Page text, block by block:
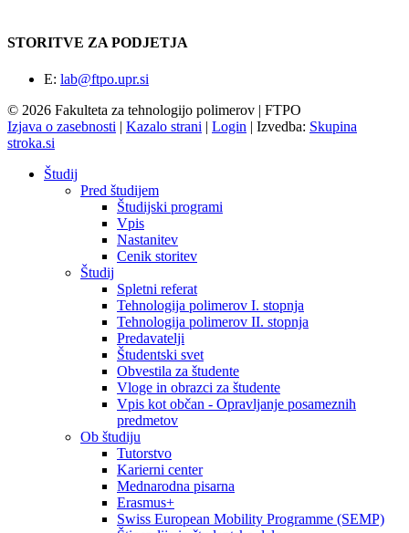
STORITVE ZA PODJETJA
E: lab@ftpo.upr.si
© 2026 Fakulteta za tehnologijo polimerov | FTPO
Izjava o zasebnosti | Kazalo strani | Login | Izvedba: Skupina
stroka.si
Študij
Pred študijem
Študijski programi
Vpis
Nastanitev
Cenik storitev
Študij
Spletni referat
Tehnologija polimerov I. stopnja
Tehnologija polimerov II. stopnja
Predavatelji
Študentski svet
Obvestila za študente
Vloge in obrazci za študente
Vpis kot občan - Opravljanje posameznih
predmetov
Ob študiju
Tutorstvo
Karierni center
Mednarodna pisarna
Erasmus+
Swiss European Mobility Programme (SEMP)